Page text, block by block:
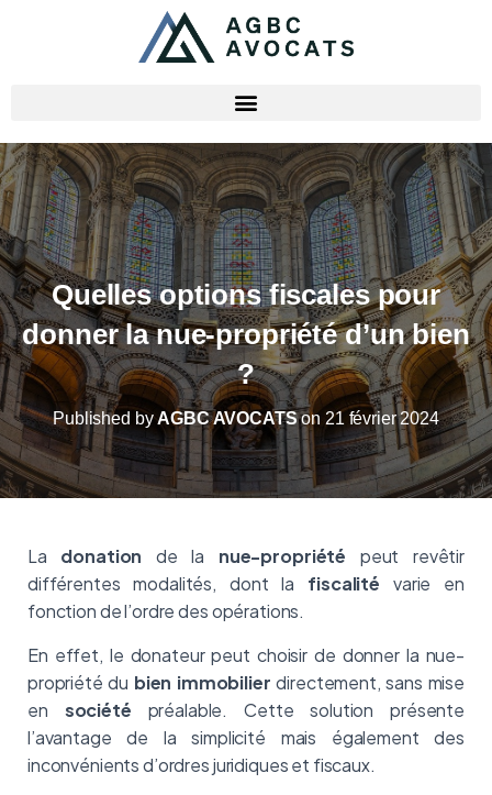
Quelles options fiscales pour
donner la nue-propriété d’un bien
?
Published byAGBC AVOCATSon 21 février 2024
La donation de la nue-propriété peut revêtir
différentes modalités, dont la fiscalité varie en
fonction de l’ordre des opérations.
En effet, le donateur peut choisir de donner la nue-
propriété du bien immobilier directement, sans mise
en société préalable. Cette solution présente
l’avantage de la simplicité mais également des
inconvénients d’ordres juridiques et fiscaux.